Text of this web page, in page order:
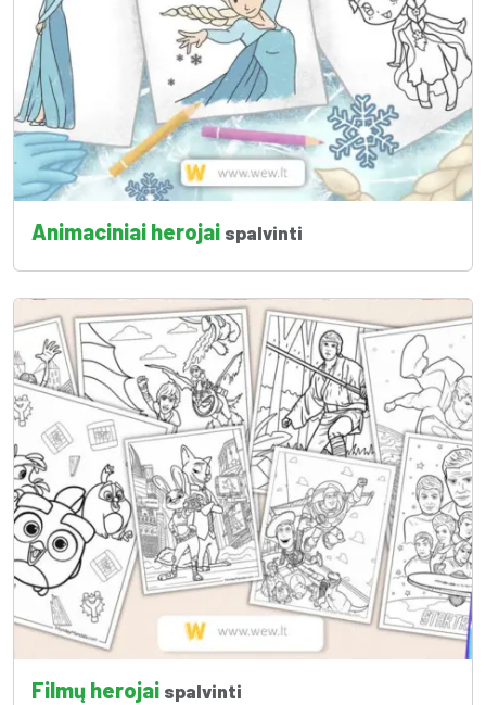
Animaciniai herojai spalvinti
Filmų herojai spalvinti